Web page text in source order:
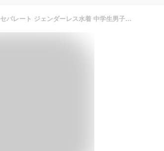
スクール水着 中学生 男子 女子 セパレート ジェンダーレス水着 中学生男子スクール水着 高校生 紺 黒 セパレート 水着 ラッシュガード 男の子 女の子 上下 サーフパンツ 150 155 160 165 170 175 180 フットマーク 132350 132352